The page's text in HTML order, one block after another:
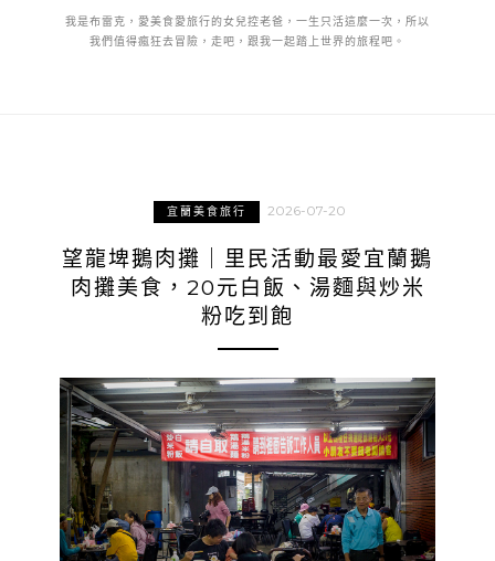
我是布雷克，愛美食愛旅行的女兒控老爸，一生只活這麼一次，所以
我們值得瘋狂去冒險，走吧，跟我一起踏上世界的旅程吧。
宜蘭美食旅行 2026-07-20
望龍埤鵝肉攤｜里民活動最愛宜蘭鵝
肉攤美食，20元白飯、湯麵與炒米
粉吃到飽